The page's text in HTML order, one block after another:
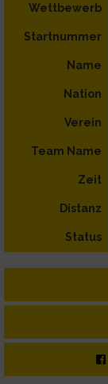
Wettbewerb
Startnummer
Name
Nation
Verein
Team Name
Zeit
Distanz
Status